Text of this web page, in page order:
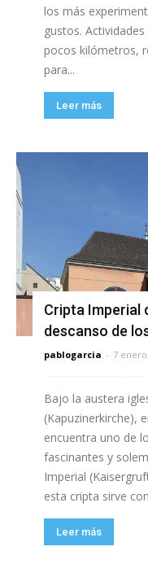
los más
gustos.
pocos kilómetros,
para...
Leer más
Cripta Imperial
descanso de
pablogarcia - 7
Bajo la austera
(Kapuzinerkirche),
encuentra uno de
fascinantes y
Imperial
esta cripta sirve
Leer más